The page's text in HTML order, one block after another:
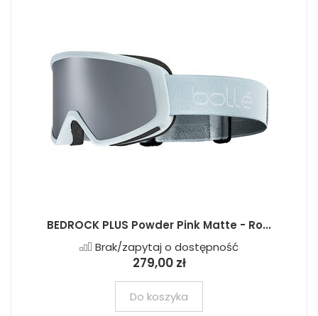
BEDROCK PLUS Powder Pink Matte - Ro...
Brak/zapytaj o dostępność
279,00 zł
Do koszyka